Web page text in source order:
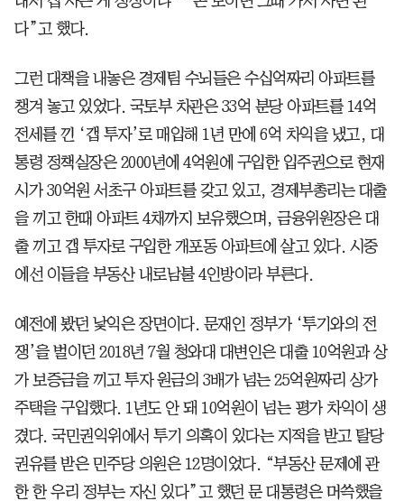
다”고 했다.
그런 대책을 내놓은 경제팀 수뇌들은 수십억짜리 아파트를
챙겨 놓고 있었다. 국토부 차관은 33억 분당 아파트를 14억
전세를 낀 ‘갭 투자’로 매입해 1년 만에 6억 차익을 냈고, 대
통령 정책실장은 2000년에 4억원에 구입한 입주권으로 현재
시가 30억원 서초구 아파트를 갖고 있고, 경제부총리는 대출
을 끼고 한때 아파트 4채까지 보유했으며, 금융위원장은 대
출 끼고 갭 투자로 구입한 개포동 아파트에 살고 있다. 시중
에선 이들을 부동산 내로남불 4인방이라 부른다.
예전에 봤던 낯익은 장면이다. 문재인 정부가 ‘투기와의 전
쟁’을 벌이던 2018년 7월 청와대 대변인은 대출 10억원과 상
가 보증금을 끼고 투자 원금의 3배가 넘는 25억원짜리 상가
주택을 구입했다. 1년도 안 돼 10억원이 넘는 평가 차익이 생
겼다. 국민권익위에서 투기 의혹이 있다는 지적을 받고 탈당
권유를 받은 민주당 의원은 12명이었다. “부동산 문제에 관
한 한 우리 정부는 자신 있다”고 했던 문 대통령은 머쓱했을